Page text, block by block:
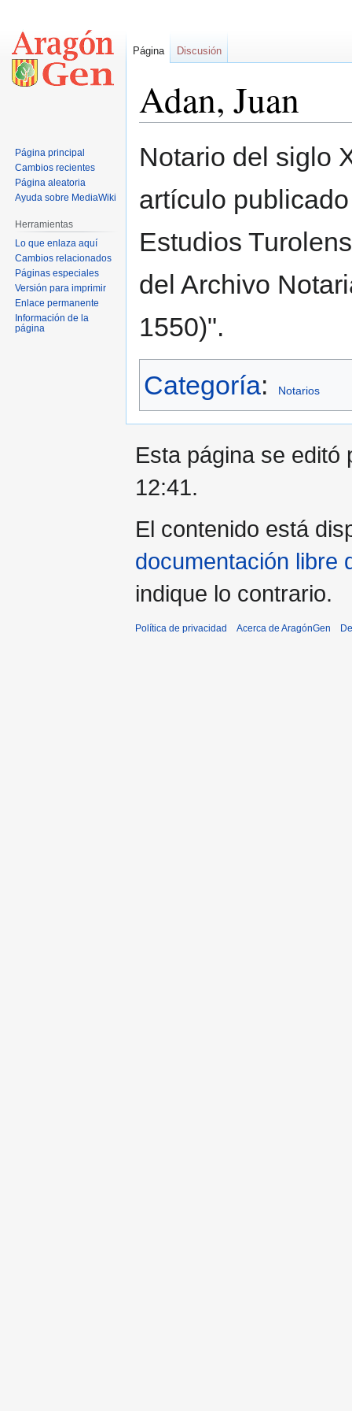
Adan, Juan
navegación
búsqueda
Notario del siglo
artículo
Estudios
del Archivo
1550)".
Categoría: Notarios
Página Discusión
Página principal
Cambios recientes
Página aleatoria
Ayuda sobre MediaWiki
Herramientas
Lo que enlaza aquí
Cambios relacionados
Páginas especiales
Versión para imprimir
Enlace permanente
Información de la
página
Esta página se editó
12:41.
El contenido está
documentación libre
indique lo contrario.
Política de privacidad Acerca de AragónGen